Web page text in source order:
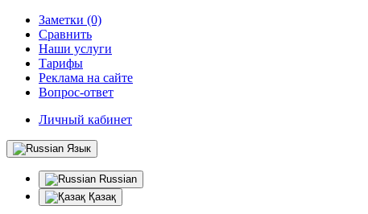
Заметки (0)
Сравнить
Наши услуги
Тарифы
Реклама на сайте
Вопрос-ответ
Личный кабинет
Язык
Russian
Қазақ